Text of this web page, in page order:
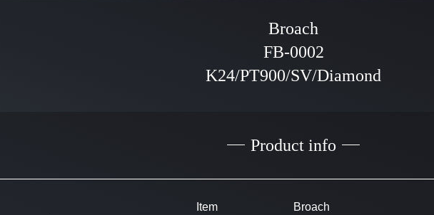
Broach
FB-0002
K24/PT900/SV/Diamond
Product info
Item
Broach